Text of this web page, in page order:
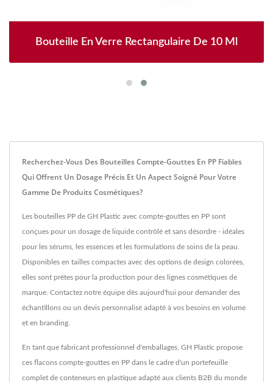
Bouteille En Verre Rectangulaire De 10 Ml
Recherchez-Vous Des Bouteilles Compte-Gouttes En PP Fiables
Qui Offrent Un Dosage Précis Et Un Aspect Soigné Pour Votre
Gamme De Produits Cosmétiques?
Les bouteilles PP de GH Plastic avec compte-gouttes en PP sont
conçues pour un dosage de liquide contrôlé et sans désordre - idéales
pour les sérums, les essences et les formulations de soins de la peau.
Disponibles en tailles compactes avec des options de design colorées,
elles sont prêtes pour la production pour des lignes cosmétiques de
marque. Contactez notre équipe dès aujourd'hui pour demander des
échantillons ou un devis personnalisé adapté à vos besoins en volume
et en branding.
En tant que fabricant professionnel d'emballages, GH Plastic propose
ces flacons compte-gouttes en PP dans le cadre d'un portefeuille
complet de conteneurs en plastique adapté aux clients B2B du monde